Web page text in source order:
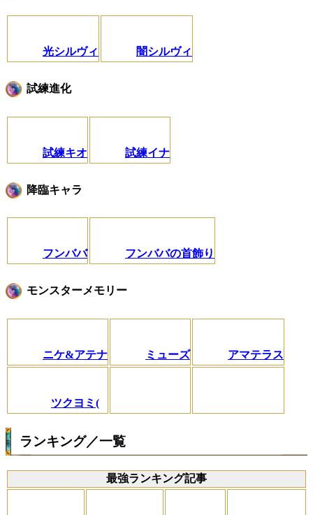
光シルヴィ 闇シルヴィ
試練進化
試練キオ 試練イナ
降臨キャラ
フンババ フンババの首飾り
モンスターメモリー
ニケ&アテナ ミューズ アマテラス
ツクヨミ(
ランキング／一覧
最強ランキング記事